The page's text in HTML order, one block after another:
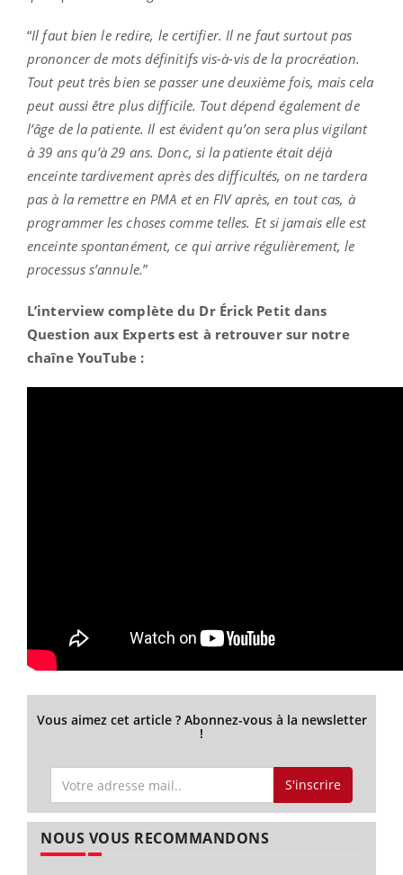
“Il faut bien le redire, le certifier. Il ne faut surtout pas
prononcer de mots définitifs vis-à-vis de la procréation.
Tout peut très bien se passer une deuxième fois, mais cela
peut aussi être plus difficile. Tout dépend également de
l’âge de la patiente. Il est évident qu’on sera plus vigilant
à 39 ans qu’à 29 ans. Donc, si la patiente était déjà
enceinte tardivement après des difficultés, on ne tardera
pas à la remettre en PMA et en FIV après, en tout cas, à
programmer les choses comme telles. Et si jamais elle est
enceinte spontanément, ce qui arrive régulièrement, le
processus s’annule.”
L’interview complète du Dr Érick Petit dans
Question aux Experts est à retrouver sur notre
chaîne YouTube :
Vous aimez cet article ? Abonnez-vous à la newsletter
!
S'inscrire
NOUS VOUS RECOMMANDONS